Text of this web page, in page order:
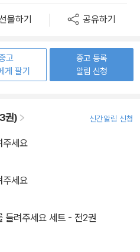
물하기 공유하기
고
게 팔기
중고 등록
알림 신청
권) 신간알림 신청
주세요
주세요
들려주세요 세트 - 전2권